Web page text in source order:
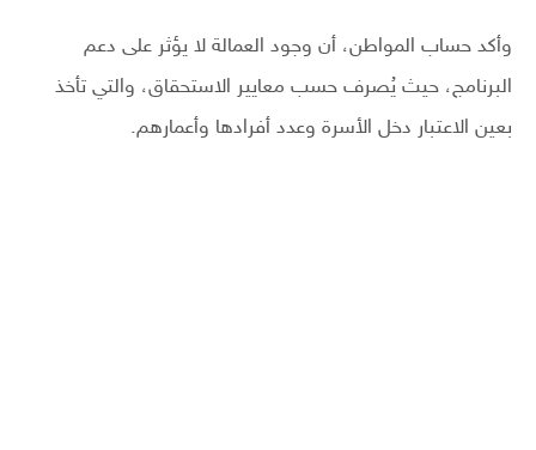
وأكد حساب المواطن، أن وجود العمالة لا يؤثر على دعم
البرنامج، حيث يُصرف حسب معايير الاستحقاق، والتي تأخذ
بعين الاعتبار دخل الأسرة وعدد أفرادها وأعمارهم.